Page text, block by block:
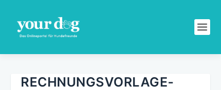
RECHNUNGSVORLAGE-